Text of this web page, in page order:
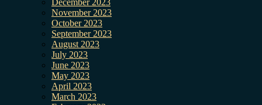
December 2023
November 2023
October 2023
September 2023
August 2023
July 2023
June 2023
May 2023
April 2023
March 2023